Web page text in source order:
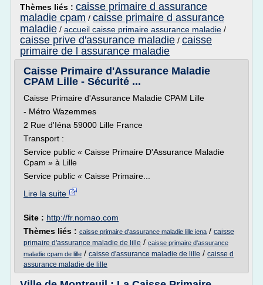
Thèmes liés : caisse primaire d assurance
maladie cpam / caisse primaire d assurance
maladie / accueil caisse primaire assurance maladie /
caisse prive d'assurance maladie / caisse
primaire de l assurance maladie
Caisse Primaire d'Assurance Maladie
CPAM Lille - Sécurité ...
Caisse Primaire d'Assurance Maladie CPAM Lille
- Métro Wazemmes
2 Rue d'Iéna 59000 Lille France
Transport :
Service public « Caisse Primaire D'Assurance Maladie
Cpam » à Lille
Service public « Caisse Primaire...
Lire la suite
Site : http://fr.nomao.com
Thèmes liés : caisse primaire d'assurance maladie lille iena / caisse
primaire d'assurance maladie de lille / caisse primaire d'assurance
maladie cpam de lille / caisse d'assurance maladie de lille / caisse d
assurance maladie de lille